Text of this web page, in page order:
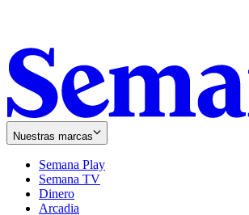
Nuestras marcas
Semana Play
Semana TV
Dinero
Arcadia